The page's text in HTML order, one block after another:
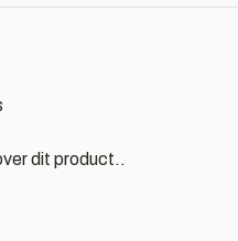
dit product..